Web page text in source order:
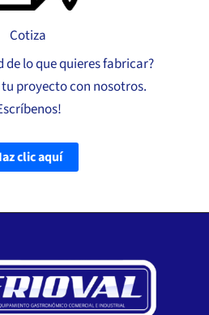
Cotiza
de lo que quieres fabricar?
proyecto con nosotros.
clic aquí